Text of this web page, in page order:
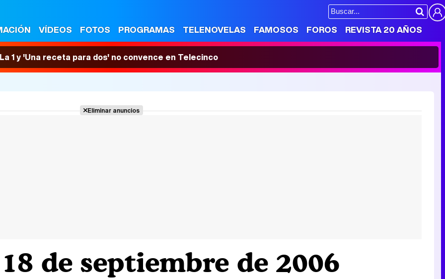
VÍDEOS FOTOS PROGRAMAS TELENOVELAS FAMOSOS FOROS REVISTA 20 AÑOS
1 y 'Una receta para dos' no convence en Telecinco
Eliminar anuncios
de septiembre de 2006